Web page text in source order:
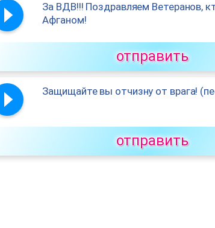
За ВДВ!!! Поздравляем Ветеранов,
Афганом!
отправить
Защищайте вы отчизну от врага!
отправить